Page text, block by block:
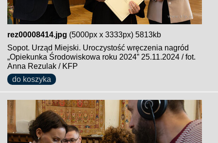
rez00008414.jpg (5000px x 3333px) 5813kb
Sopot. Urząd Miejski. Uroczystość wręczenia nagród
„Opiekunka Środowiskowa roku 2024” 25.11.2024 / fot.
Anna Rezulak / KFP
do koszyka